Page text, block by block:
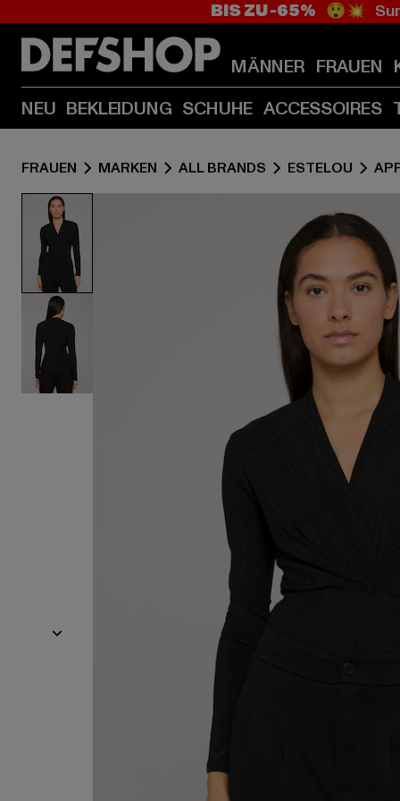
BIS ZU -65% 😲💥
MÄNNER FRAUEN
NEU BEKLEIDUNG SCHUHE ACCESSOIRES
FRAUEN MARKEN ALL BRANDS ESTELOU